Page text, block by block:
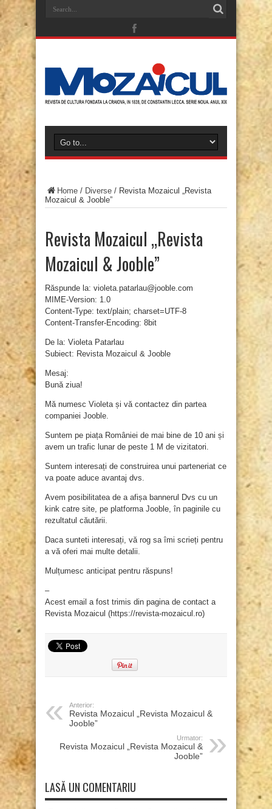
Home / Diverse / Revista Mozaicul „Revista
Mozaicul & Jooble”
Revista Mozaicul „Revista
Mozaicul & Jooble”
Răspunde la: violeta.patarlau@jooble.com
MIME-Version: 1.0
Content-Type: text/plain; charset=UTF-8
Content-Transfer-Encoding: 8bit
De la: Violeta Patarlau
Subiect: Revista Mozaicul & Jooble
Mesaj:
Bună ziua!
Mă numesc Violeta și vă contactez din partea
companiei Jooble.
Suntem pe piața României de mai bine de 10 ani și
avem un trafic lunar de peste 1 M de vizitatori.
Suntem interesați de construirea unui parteneriat ce
va poate aduce avantaj dvs.
Avem posibilitatea de a afișa bannerul Dvs cu un
kink catre site, pe platforma Jooble, în paginile cu
rezultatul căutării.
Daca sunteti interesați, vă rog sa îmi scrieți pentru
a vă oferi mai multe detalii.
Mulțumesc anticipat pentru răspuns!
–
Acest email a fost trimis din pagina de contact a
Revista Mozaicul (https://revista-mozaicul.ro)
Anterior:
Revista Mozaicul „Revista Mozaicul &
Jooble”
Urmator:
Revista Mozaicul „Revista Mozaicul &
Jooble”
LASĂ UN COMENTARIU